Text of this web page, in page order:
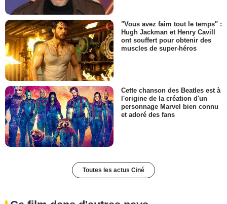
"Vous avez faim tout le temps" :
Hugh Jackman et Henry Cavill
ont souffert pour obtenir des
muscles de super-héros
Cette chanson des Beatles est à
l'origine de la création d'un
personnage Marvel bien connu
et adoré des fans
Toutes les actus Ciné